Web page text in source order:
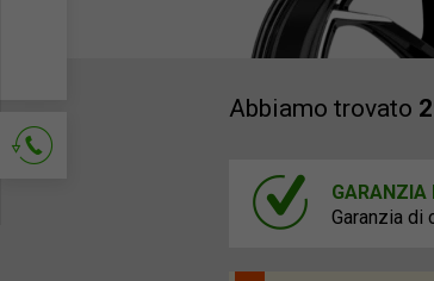
Abbiamo trovato
GARANZIA
Garanzia di